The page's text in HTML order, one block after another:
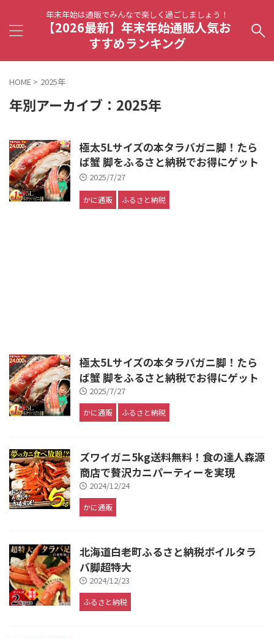
年末年始は通販でみんなで楽しく過ごしましょう！
【2026最新】年末年始通販人気お
すすめランキング
HOME > 2025年
年別アーカイブ：2025年
極太5Lサイズの本タラバガニ脚！たら
ば蟹 脚をふるさと納税でお得にゲット
2025/7/27
かに通販 ふるさと納税
極太5Lサイズの本タラバガニ脚！たら
ば蟹 脚をふるさと納税でお得にゲット
2025/7/27
かに通販 ふるさと納税
ズワイガニ5kg送料無料！食の達人森源
商店で贅沢カニパーティーを実現
2024/12/24
かに通販
北海道白老町ふるさと納税ボイルタラ
バ脚超特大
2024/12/23
ふるさと納税